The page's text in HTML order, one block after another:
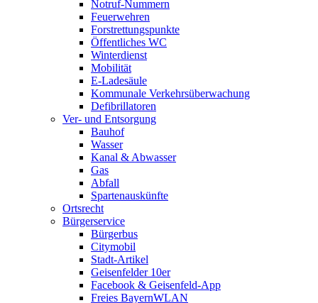
Notruf-Nummern
Feuerwehren
Forstrettungspunkte
Öffentliches WC
Winterdienst
Mobilität
E-Ladesäule
Kommunale Verkehrsüberwachung
Defibrillatoren
Ver- und Entsorgung
Bauhof
Wasser
Kanal & Abwasser
Gas
Abfall
Spartenauskünfte
Ortsrecht
Bürgerservice
Bürgerbus
Citymobil
Stadt-Artikel
Geisenfelder 10er
Facebook & Geisenfeld-App
Freies BayernWLAN